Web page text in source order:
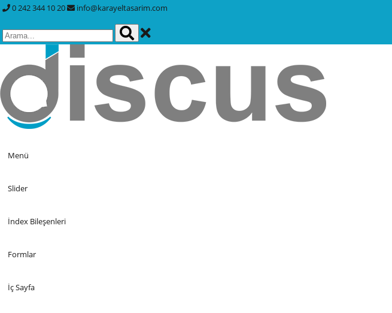
0 242 344 10 20 info@karayeltasarim.com
Menü
Slider
İndex Bileşenleri
Formlar
İç Sayfa